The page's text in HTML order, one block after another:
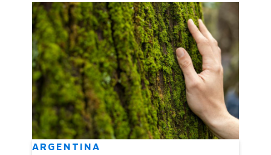
ARGENTINA